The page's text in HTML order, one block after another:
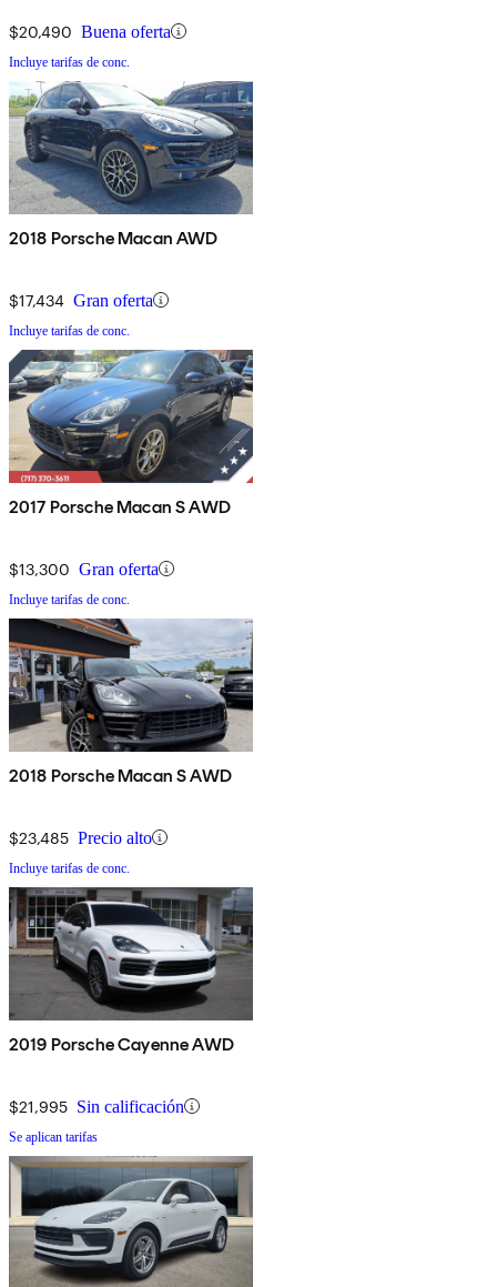
$20,490 Buena oferta
Incluye tarifas de conc.
2018 Porsche Macan AWD
$17,434 Gran oferta
Incluye tarifas de conc.
2017 Porsche Macan S AWD
$13,300 Gran oferta
Incluye tarifas de conc.
2018 Porsche Macan S AWD
$23,485 Precio alto
Incluye tarifas de conc.
2019 Porsche Cayenne AWD
$21,995 Sin calificación
Se aplican tarifas